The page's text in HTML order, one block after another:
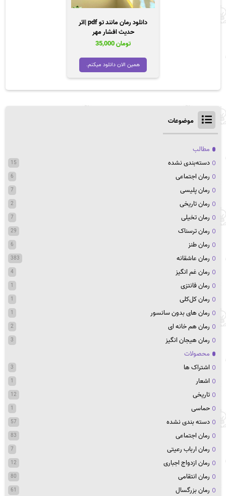
دانلود رمان مانند تو pdf |اثر
حدیث افشار مهر
تومان
همین الان دانلود میکنم.
موضوعات
مطالب
دسته‌بندی نشده
15
رمان اجتماعی 6
رمان پلیسی 7
رمان تاریخی 2
رمان تخیلی 7
رمان ترسناک 29
رمان طنز 6
رمان عاشقانه 383
رمان غم انگیز 4
رمان فانتزی 1
رمان کل‌کلی 1
رمان های بدون سانسور 1
رمان هم خانه ای 2
رمان هیجان انگیز 3
محصولات
اشتراک ها
3
اشعار 1
تاریخی 12
حماسی 1
دسته بندی نشده 57
رمان اجتماعی 83
رمان ارباب رعیتی 7
رمان ازدواج اجباری 12
رمان انتقامی 80
رمان بزرگسال 61